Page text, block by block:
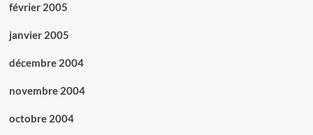
février 2005
janvier 2005
décembre 2004
novembre 2004
octobre 2004